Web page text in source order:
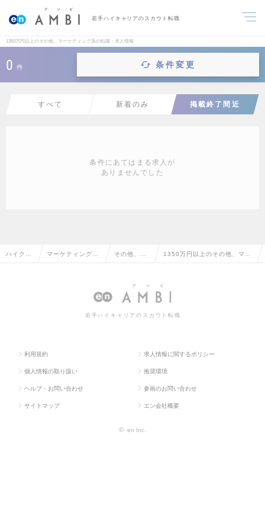
若手ハイキャリアのスカウト転職
1350万円以上のその他、マーケティング系の転職・求人情報
0 件 条件変更
すべて 新着のみ 掲載終了間近
条件にあてはまる求人が
ありませんでした
ハイクラ マーケティング・ その他、マ
グ系
1350万円以上のその他、マー
報一覧
若手ハイキャリアのスカウト転職
利用規約 求人情報に関するポリシー
個人情報の取り扱い 推奨環境
ヘルプ・お問い合わせ 参画のお問い合わせ
サイトマップ エン会社概要
© en Inc.